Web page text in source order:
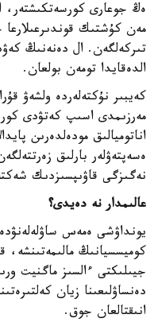
ەڭ جوعارى كورسەتكىشتەر،
مەن كۇشتىك قوندىرعىلارعا
تىركەلگەن. ال دەنەنىڭ
الدەقايدا تومەن بولعان.
كەيبىر نۇكتەلەردە ولشەۋ
مەرزىمدى اسىپ كەتۋدى
اناتوميالىق مودەلدەرىن
ەسەپتەۋلەر بارلىق
نەگىزگى قاۋىپسىزدىك
عالىمدار نە دەيدى؟
يونداۋشى ەمەس
كوميسسيانىڭ مالىمەتىنشە،
جيىلىكتى ءالسىز ماگنيت
دەنساۋلىعىنا زيان
انىقتالعان جوق.